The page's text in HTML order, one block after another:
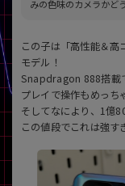
みの色味のカメラかど
この子は「高性能＆
モデル！
Snapdragon 888搭載
プレイで操作もめっち
そしてなにより、1億
この値段でこれは強す
ドライブ
ドライブの絞り込み
ランク
商品状態の絞り込み
「新品」「未使用」「中古」など
CPUの絞り込み